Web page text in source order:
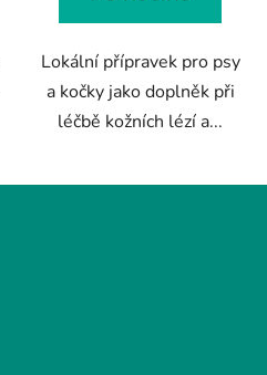
Lokální přípravek pro psy
a kočky jako doplněk při
léčbě kožních lézí a...